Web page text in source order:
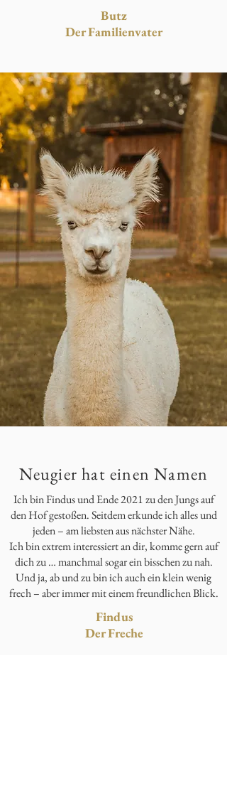
Butz
Der Familienvater
Neugier hat einen Namen
Ich bin Findus und Ende 2021 zu den Jungs auf
den Hof gestoßen. Seitdem erkunde ich alles und
jeden – am liebsten aus nächster Nähe.
Ich bin extrem interessiert an dir, komme gern auf
dich zu … manchmal sogar ein bisschen zu nah.
Und ja, ab und zu bin ich auch ein klein wenig
frech – aber immer mit einem freundlichen Blick.
Findus
Der Freche